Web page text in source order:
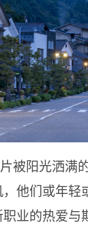
被阳光洒满
他们或年轻
业的热爱与